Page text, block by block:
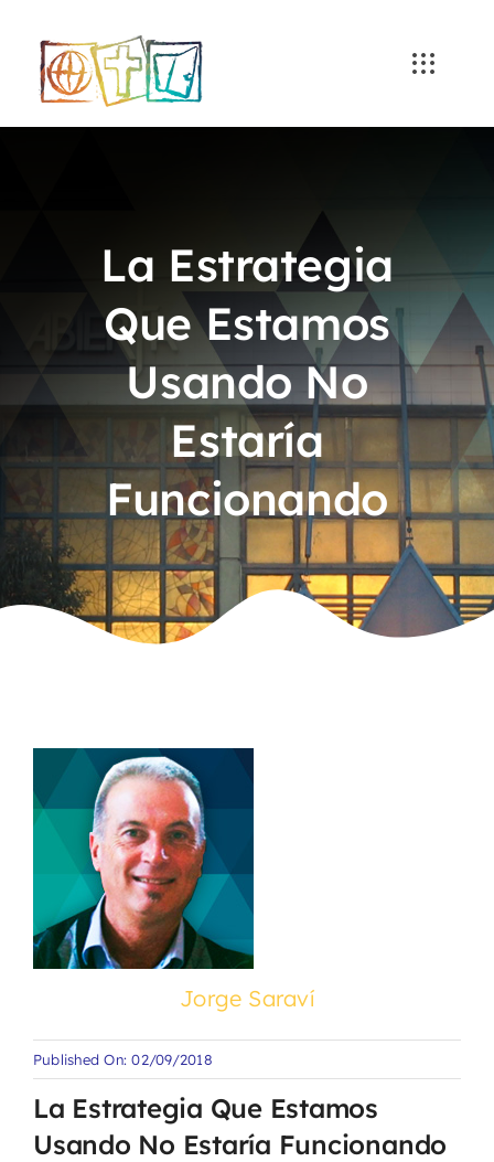
content
La Estrategia
Que Estamos
Usando No
Estaría
Funcionando
Jorge Saraví
Published On: 02/09/2018
La Estrategia Que Estamos
Usando No Estaría Funcionando